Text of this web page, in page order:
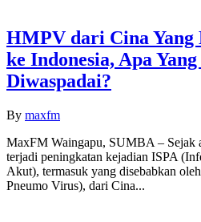
HMPV dari Cina Yang
ke Indonesia, Apa
Diwaspadai?
By maxfm
MaxFM Waingapu, SUMBA – Sejak
terjadi peningkatan kejadian ISPA
Akut), termasuk yang disebabkan
Pneumo Virus), dari Cina...